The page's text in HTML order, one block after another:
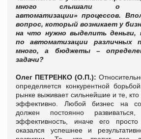
много слышали о
автоматизации» процессов.
вопрос, который возникает у
на что нужно выделить деньги,
по автоматизации различных
много, а бюджеты –
задачи?
Олег ПЕТРЕНКО (О.П.):
определяется конкурентной
рынке выживает сильнейшие и те,
эффективно. Любой бизнес на
должен постоянно
эффективность, иначе его
оказался успешнее и